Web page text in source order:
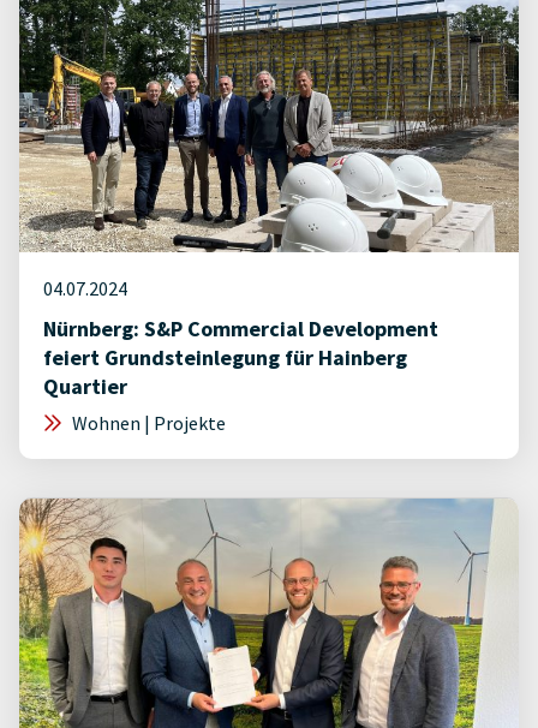
04.07.2024
Nürnberg: S&P Commercial Development
feiert Grundsteinlegung für Hainberg
Quartier
Wohnen | Projekte